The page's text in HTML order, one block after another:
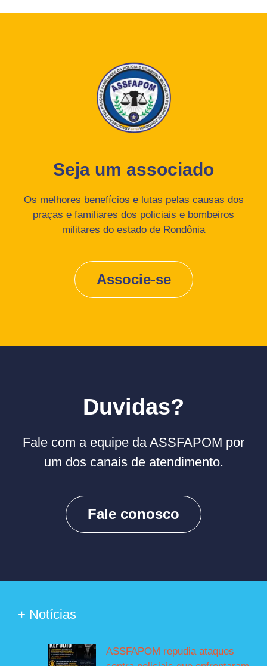
Seja um associado
Os melhores benefícios e lutas pelas causas dos
praças e familiares dos policiais e bombeiros
militares do estado de Rondônia
Associe-se
Duvidas?
Fale com a equipe da ASSFAPOM por
um dos canais de atendimento.
Fale conosco
+ Notícias
ASSFAPOM repudia ataques